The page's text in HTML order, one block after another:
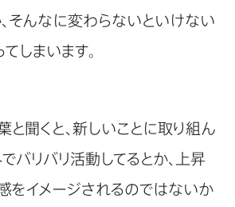
そんなに変わらないといけない
しまいます。
と聞くと、新しいことに取り組ん
バリバリ活動してるとか、上昇
をイメージされるのではないか